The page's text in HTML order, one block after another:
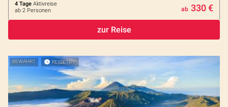
4 Tage Aktivreise
ab 2 Personen
ab 330 €
zur Reise
BEWÄHRT REISETIPP